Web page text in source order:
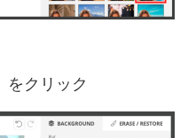
をクリック